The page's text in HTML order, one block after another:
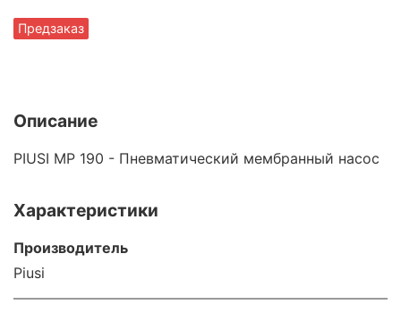
Предзаказ
Описание
PIUSI MP 190 - Пневматический мембранный насос
Характеристики
Производитель
Piusi